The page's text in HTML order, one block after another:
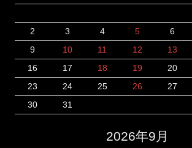
2
3 4 5 6
9
10 11 12 13
16
17 18 19 20
23
24 25 26 27
30
31
2026年9月